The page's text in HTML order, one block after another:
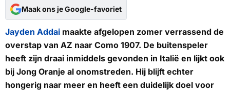
Maak ons je Google-favoriet
Jayden Addai maakte afgelopen zomer verrassend de
overstap van AZ naar Como 1907. De buitenspeler
heeft zijn draai inmiddels gevonden in Italië en lijkt ook
bij Jong Oranje al onomstreden. Hij blijft echter
hongerig naar meer en heeft een duidelijk doel voor